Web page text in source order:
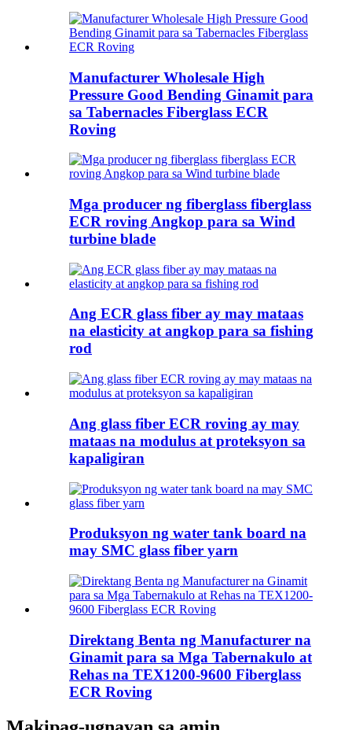
Manufacturer Wholesale High
Pressure Good Bending Ginamit para
sa Tabernacles Fiberglass ECR
Roving
Mga producer ng fiberglass fiberglass
ECR roving Angkop para sa Wind
turbine blade
Ang ECR glass fiber ay may mataas
na elasticity at angkop para sa fishing
rod
Ang glass fiber ECR roving ay may
mataas na modulus at proteksyon sa
kapaligiran
Produksyon ng water tank board na
may SMC glass fiber yarn
Direktang Benta ng Manufacturer na
Ginamit para sa Mga Tabernakulo at
Rehas na TEX1200-9600 Fiberglass
ECR Roving